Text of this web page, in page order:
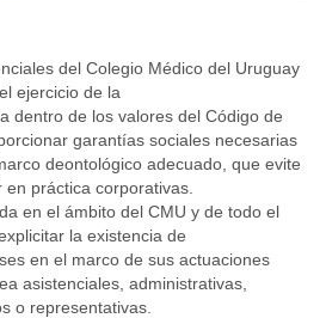
del Colegio Médico del Uruguay
ejercicio de la
dentro de los valores del Código de
garantías sociales necesarias
deontológico adecuado, que evite
práctica corporativas.
en el ámbito del CMU y de todo el
la existencia de
en el marco de sus actuaciones
asistenciales, administrativas,
o representativas.